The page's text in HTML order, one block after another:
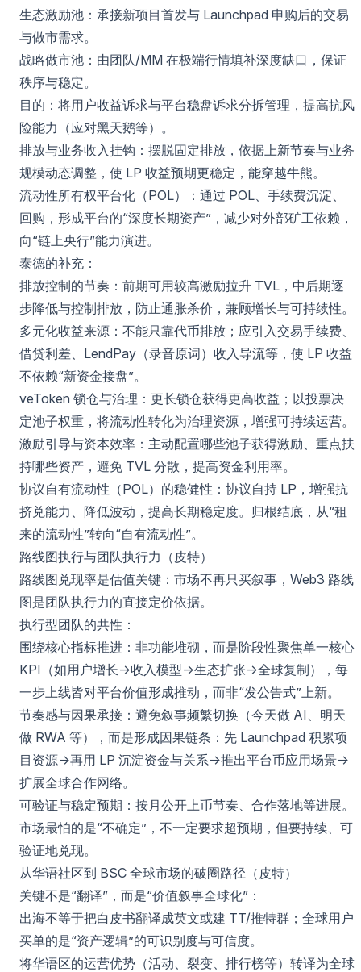
生态激励池：承接新项目首发与 Launchpad 申购后的交易
与做市需求。
战略做市池：由团队/MM 在极端行情填补深度缺口，保证
秩序与稳定。
目的：将用户收益诉求与平台稳盘诉求分拆管理，提高抗风
险能力（应对黑天鹅等）。
排放与业务收入挂钩：摆脱固定排放，依据上新节奏与业务
规模动态调整，使 LP 收益预期更稳定，能穿越牛熊。
流动性所有权平台化（POL）：通过 POL、手续费沉淀、
回购，形成平台的“深度长期资产”，减少对外部矿工依赖，
向“链上央行”能力演进。
泰德的补充：
排放控制的节奏：前期可用较高激励拉升 TVL，中后期逐
步降低与控制排放，防止通胀杀价，兼顾增长与可持续性。
多元化收益来源：不能只靠代币排放；应引入交易手续费、
借贷利差、LendPay（录音原词）收入导流等，使 LP 收益
不依赖“新资金接盘”。
veToken 锁仓与治理：更长锁仓获得更高收益；以投票决
定池子权重，将流动性转化为治理资源，增强可持续运营。
激励引导与资本效率：主动配置哪些池子获得激励、重点扶
持哪些资产，避免 TVL 分散，提高资金利用率。
协议自有流动性（POL）的稳健性：协议自持 LP，增强抗
挤兑能力、降低波动，提高长期稳定度。归根结底，从“租
来的流动性”转向“自有流动性”。
路线图执行与团队执行力（皮特）
路线图兑现率是估值关键：市场不再只买叙事，Web3 路线
图是团队执行力的直接定价依据。
执行型团队的共性：
围绕核心指标推进：非功能堆砌，而是阶段性聚焦单一核心
KPI（如用户增长→收入模型→生态扩张→全球复制），每
一步上线皆对平台价值形成推动，而非“发公告式”上新。
节奏感与因果承接：避免叙事频繁切换（今天做 AI、明天
做 RWA 等），而是形成因果链条：先 Launchpad 积累项
目资源→再用 LP 沉淀资金与关系→推出平台币应用场景→
扩展全球合作网络。
可验证与稳定预期：按月公开上币节奏、合作落地等进展。
市场最怕的是“不确定”，不一定要求超预期，但要持续、可
验证地兑现。
从华语社区到 BSC 全球市场的破圈路径（皮特）
关键不是“翻译”，而是“价值叙事全球化”：
出海不等于把白皮书翻译成英文或建 TT/推特群；全球用户
买单的是“资产逻辑”的可识别度与可信度。
将华语区的运营优势（活动、裂变、排行榜等）转译为全球